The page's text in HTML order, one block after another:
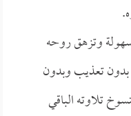
وتزهق روحه
تعذيب وبدون
تلاوته الباقي